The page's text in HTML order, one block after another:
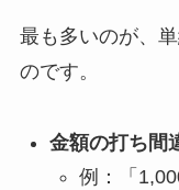
最も多いのが、
のです。
金額の打ち間
例：「